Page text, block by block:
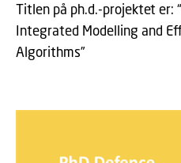
Titlen på ph.d.-projektet er:
Integrated Modelling and
Algorithms”